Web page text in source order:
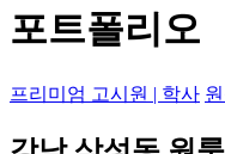
포트폴리오
프리미엄 고시원 | 학사